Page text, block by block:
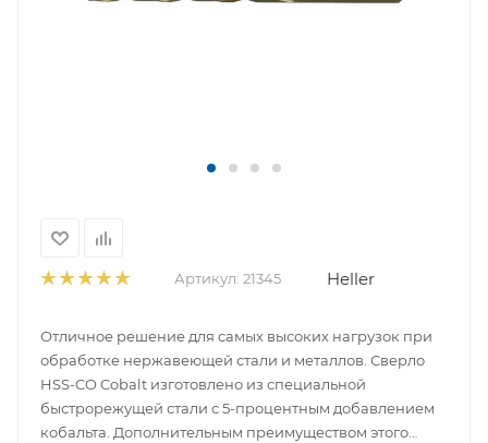
Артикул: 21345 Heller
Отличное решение для самых высоких нагрузок при
обработке нержавеющей стали и металлов. Сверло
HSS-CO Cobalt изготовлено из специальной
быстрорежущей стали с 5-процентным добавлением
кобальта. Дополнительным преимуществом этого